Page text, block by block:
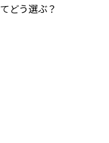
てどう選ぶ？